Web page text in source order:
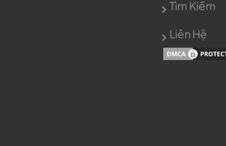
Tìm Kiếm
Liên Hệ